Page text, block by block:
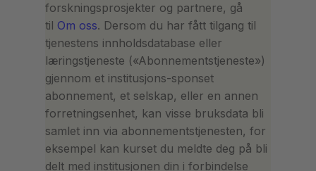
forskningsprosjekter og partnere, gå
til Om oss. Dersom du har fått tilgang til
tjenestens innholdsdatabase eller
læringstjeneste («Abonnementstjeneste»)
gjennom et institusjons-sponset
abonnement, et selskap, eller en annen
forretningsenhet, kan visse bruksdata bli
samlet inn via abonnementstjenesten, for
eksempel kan kurset du meldte deg på bli
delt med institusjonen din i forbindelse